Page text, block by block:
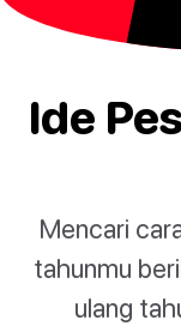
Ide
Mencari
tahunmu
ulang